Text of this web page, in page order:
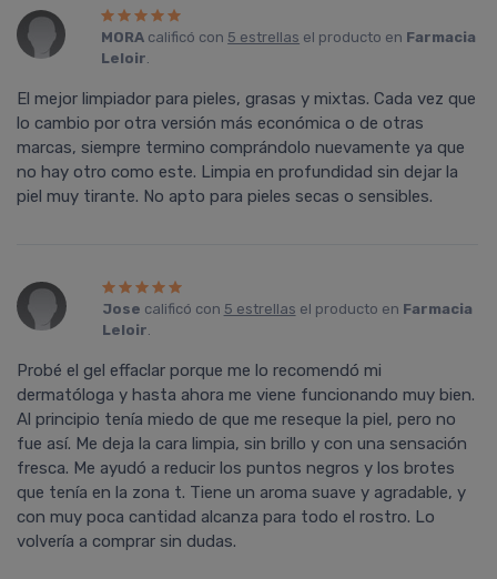
MORA calificó con 5 estrellas el producto en Farmacia
Leloir.
El mejor limpiador para pieles, grasas y mixtas. Cada vez que
lo cambio por otra versión más económica o de otras
marcas, siempre termino comprándolo nuevamente ya que
no hay otro como este. Limpia en profundidad sin dejar la
piel muy tirante. No apto para pieles secas o sensibles.
Jose calificó con 5 estrellas el producto en Farmacia
Leloir.
Probé el gel effaclar porque me lo recomendó mi
dermatóloga y hasta ahora me viene funcionando muy bien.
Al principio tenía miedo de que me reseque la piel, pero no
fue así. Me deja la cara limpia, sin brillo y con una sensación
fresca. Me ayudó a reducir los puntos negros y los brotes
que tenía en la zona t. Tiene un aroma suave y agradable, y
con muy poca cantidad alcanza para todo el rostro. Lo
volvería a comprar sin dudas.